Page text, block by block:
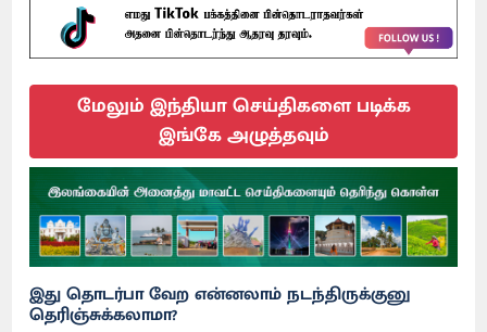
மேலும் இந்தியா செய்திகளை படிக்க
இங்கே அழுத்தவும்
இது தொடர்பா வேற என்னலாம் நடந்திருக்குனு
தெரிஞ்சுக்கலாமா?